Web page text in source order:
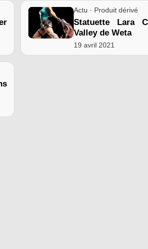
Actu · Produit dérivé
Statuette Lara
Valley de Weta
19 avril 2021